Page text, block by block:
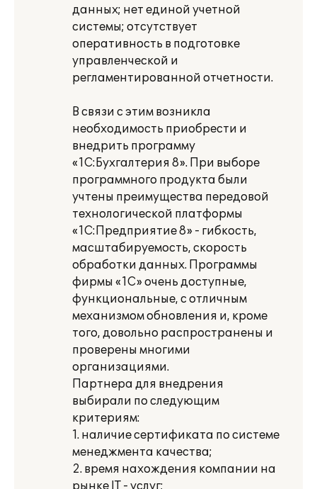
данных; нет единой учетной
системы; отсутствует
оперативность в подготовке
управленческой и
регламентированной отчетности.
В связи с этим возникла
необходимость приобрести и
внедрить программу
«1С:Бухгалтерия 8». При выборе
программного продукта были
учтены преимущества передовой
технологической платформы
«1С:Предприятие 8» - гибкость,
масштабируемость, скорость
обработки данных. Программы
фирмы «1С» очень доступные,
функциональные, с отличным
механизмом обновления и, кроме
того, довольно распространены и
проверены многими
организациями.
Партнера для внедрения
выбирали по следующим
критериям:
1. наличие сертификата по системе
менеджмента качества;
2. время нахождения компании на
рынке IT - услуг;